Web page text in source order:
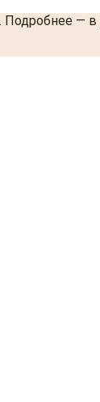
Подробнее — в